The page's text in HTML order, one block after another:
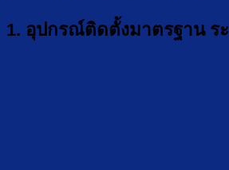
1. อุปกรณ์ติดตั้งมาตรฐาน ร